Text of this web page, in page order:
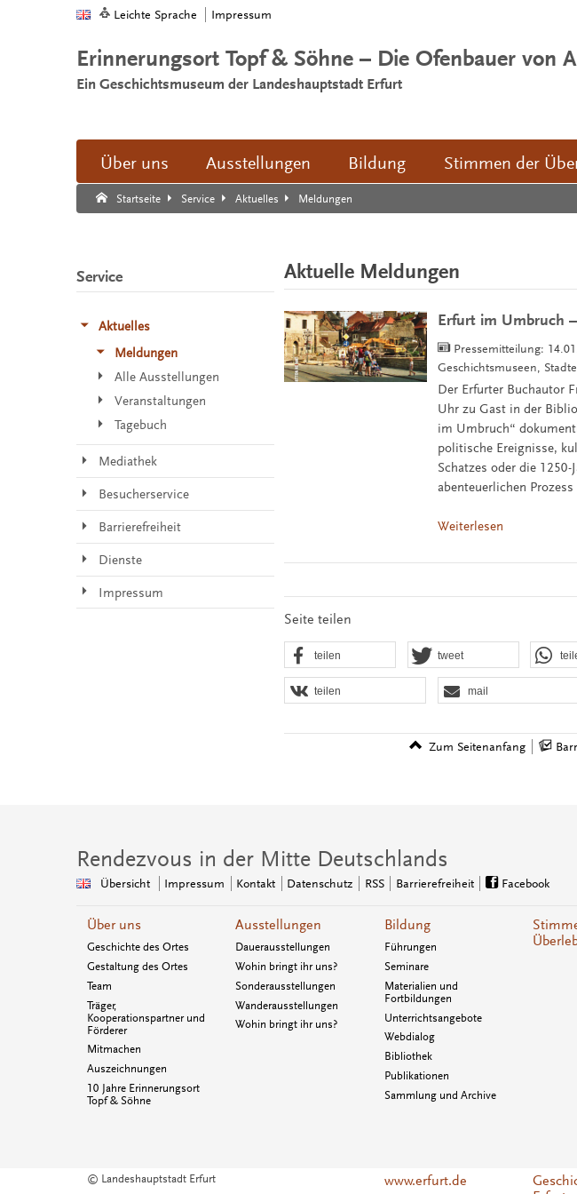
Leichte Sprache Impressum
Erinnerungsort Topf & Söhne – Die Ofenbauer von
Ein Geschichtsmuseum der Landeshauptstadt Erfurt
Über uns Ausstellungen Bildung Stimmen der
Startseite Service Aktuelles Meldungen
Suche:
Suche Ende.
Aktuelle Meldungen
Erfurt im Umbruch
Pressemitteilung:
Geschichtsmuseen,
Der Erfurter Buchautor
Uhr zu Gast in der
im Umbruch“
politische Ereignisse,
Schatzes oder die
abenteuerlichen
Weiterlesen
Seite teilen
teilen tweet
teilen mail
Zum Seitenanfang
Service
Aktuelles
Meldungen
Alle Ausstellungen
Veranstaltungen
Tagebuch
Mediathek
Besucherservice
Barrierefreiheit
Dienste
Impressum
Rendezvous in der Mitte Deutschlands
Übersicht Impressum Kontakt Datenschutz RSS Barrierefreiheit Facebook
Über uns
Geschichte des Ortes
Gestaltung des Ortes
Team
Träger,
Kooperationspartner und
Förderer
Mitmachen
Auszeichnungen
10 Jahre Erinnerungsort
Topf & Söhne
Ausstellungen
Dauerausstellungen
Wohin bringt ihr uns?
Sonderausstellungen
Wanderausstellungen
Wohin bringt ihr uns?
Bildung
Führungen
Seminare
Materialien und
Fortbildungen
Unterrichtsangebote
Webdialog
Bibliothek
Publikationen
Sammlung und Archive
© Landeshauptstadt Erfurt www.erfurt.de